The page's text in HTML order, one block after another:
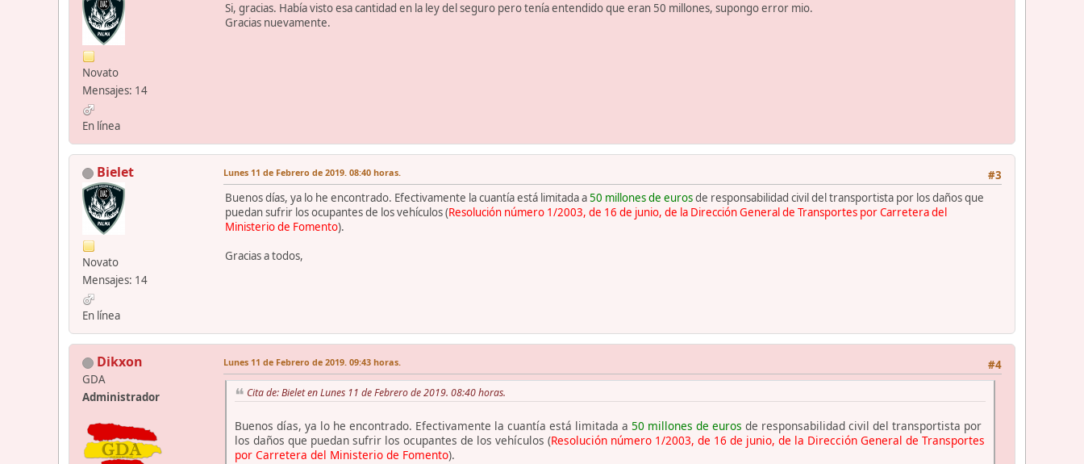
Novato
Mensajes: 14
En línea
Si, gracias. Había visto esa cantidad en la ley del seguro pero tenía entendido que eran 50 millones, supongo error mio.
Gracias nuevamente.
Bielet
Novato
Mensajes: 14
En línea
#3
Lunes 11 de Febrero de 2019. 08:40 horas.
Buenos días, ya lo he encontrado. Efectivamente la cuantía está limitada a50 millones de eurosde responsabilidad civil del transportista por los daños que
puedan sufrir los ocupantes de los vehículos (Resolución número 1/2003, de 16 de junio, de la Dirección General de Transportes por Carretera del
Ministerio de Fomento).
Gracias a todos,
Dikxon
GDA
Administrador
#4
Lunes 11 de Febrero de 2019. 09:43 horas.
Cita de: Bielet en Lunes 11 de Febrero de 2019. 08:40 horas.
Buenos días, ya lo he encontrado. Efectivamente la cuantía está limitada a 50 millones de euros de responsabilidad civil del transportista por
los daños que puedan sufrir los ocupantes de los vehículos (Resolución número 1/2003, de 16 de junio, de la Dirección General de Transportes
por Carretera del Ministerio de Fomento).